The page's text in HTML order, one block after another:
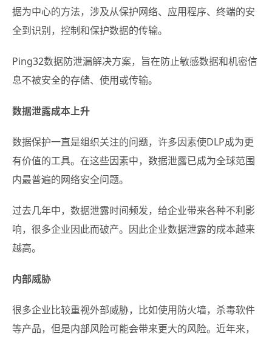
据为中心的方法，涉及从保护网络、应用程序、终端的安
全到识别，控制和保护数据的传输。
Ping32数据防泄漏解决方案，旨在防止敏感数据和机密信
息不被安全的存储、使用或传输。
数据泄露成本上升
数据保护一直是组织关注的问题，许多因素使DLP成为更
有价值的工具。在这些因素中，数据泄露已成为全球范围
内最普遍的网络安全问题。
过去几年中，数据泄露时间频发，给企业带来各种不利影
响，很多企业因此而破产。因此企业数据泄露的成本越来
越高。
内部威胁
很多企业比较重视外部威胁，比如使用防火墙，杀毒软件
等产品，但是内部风险可能会带来更大的风险。近年来，